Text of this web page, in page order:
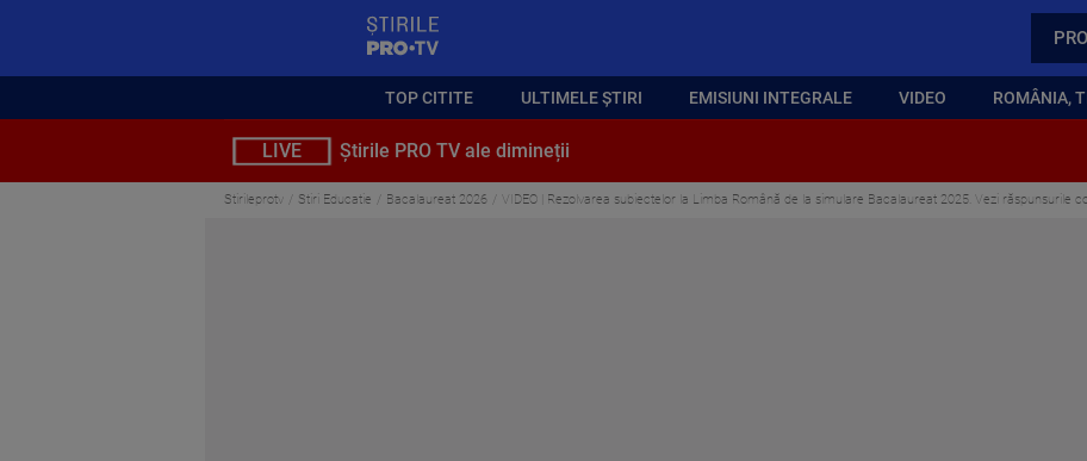
TOP CITITE ULTIMELE ȘTIRI EMISIUNI INTEGRALE VIDEO ROMÂNIA,
LIVE Știrile PRO TV ale dimineții
Stirileprotv Stiri Educatie Bacalaureat 2026 VIDEO | Rezolvarea subiectelor la Limba Română de la simulare Bacalaureat 2025. Vezi răspunsurile